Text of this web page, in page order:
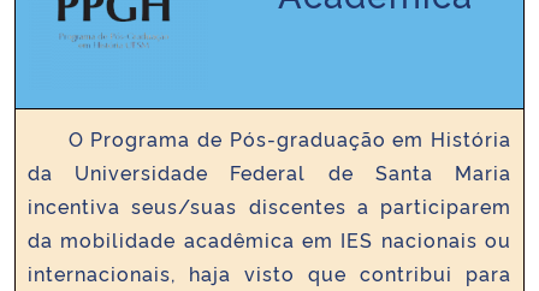
Ministério da Cidadania
Ministério de Minas e Energia
Ministério da Ciência, Tecnologia, Inovações e Comunicações
Ministério do Meio Ambiente
O Programa de Pós-graduação em História
da Universidade Federal de Santa Maria
incentiva seus/suas discentes a participarem
da mobilidade acadêmica em IES nacionais ou
internacionais, haja visto que contribui para